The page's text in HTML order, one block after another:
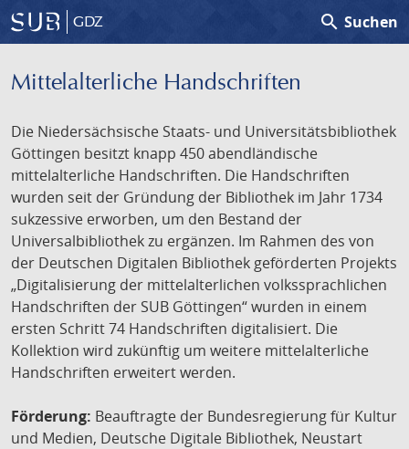
GDZ search Suchen
Mittelalterliche Handschriften
Die Niedersächsische Staats- und Universitätsbibliothek
Göttingen besitzt knapp 450 abendländische
mittelalterliche Handschriften. Die Handschriften
wurden seit der Gründung der Bibliothek im Jahr 1734
sukzessive erworben, um den Bestand der
Universalbibliothek zu ergänzen. Im Rahmen des von
der Deutschen Digitalen Bibliothek geförderten Projekts
„Digitalisierung der mittelalterlichen volkssprachlichen
Handschriften der SUB Göttingen“ wurden in einem
ersten Schritt 74 Handschriften digitalisiert. Die
Kollektion wird zukünftig um weitere mittelalterliche
Handschriften erweitert werden.
Förderung: Beauftragte der Bundesregierung für Kultur
und Medien, Deutsche Digitale Bibliothek, Neustart